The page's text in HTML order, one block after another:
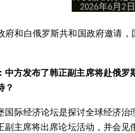
府和白俄罗斯共和国政府邀请
中方发布了韩正副主席将赴俄
？
国际经济论坛是探讨全球经济
副主席将出席论坛活动，并会